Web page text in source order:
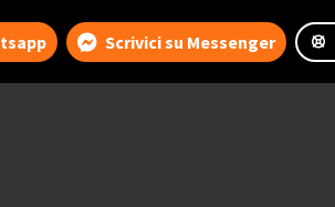
Scrivici su Messenger